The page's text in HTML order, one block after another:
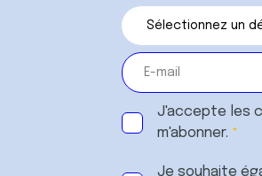
J'accepte les
m'abonner.
Je souhaite